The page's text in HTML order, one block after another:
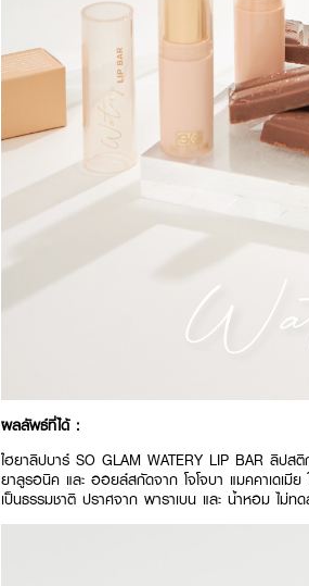
ผลลัพธ์ที่ได้ :
ไฮยาลิปบาร์ SO GLAM WATERY LIP BAR ลิปส
ยาลูรอนิค และ ออยล์สกัดจาก โจโจบา แมคคาเดเ
เป็นธรรมชาติ ปราศจาก พาราเบน และ น้ำหอม ไม่ท